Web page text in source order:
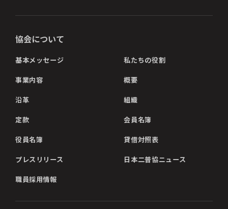
協会について
基本メッセージ 私たちの役割
事業内容 概要
沿革 組織
定款 会員名簿
役員名簿 貸借対照表
プレスリリース 日本二普協ニュース
職員採用情報